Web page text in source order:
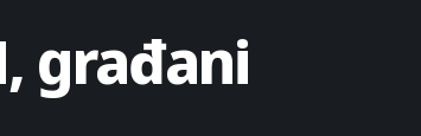
građani